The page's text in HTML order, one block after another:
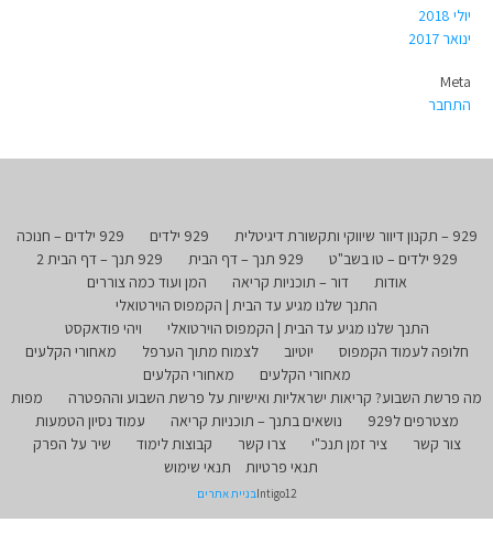
יולי 2018
ינואר 2017
Meta
התחבר
929 – תקנון דיוור שיווקי ותקשורת דיגיטלית 929 ילדים
929 ילדים – חנוכה
929 ילדים – טו בשב"ט
929 תנך – דף הבית
929 תנך – דף הבית 2
אודות
דור – תוכניות קריאה
המן ועוד כמה צוררים
התנך שלנו מגיע עד הבית | הקמפוס הוירטואלי
התנך שלנו מגיע עד הבית | הקמפוס הוירטואלי
ויהי פודאקסט
חלופה לעמוד הקמפוס
יוטיוב לצמוח מתוך הערפל
מאחורי הקלעים
מאחורי הקלעים
מאחורי הקלעים
מה פרשת השבוע? קריאות ישראליות ואישיות על פרשת השבוע וההפטרה
מפות
מצטרפים ל929
נושאים בתנך – תוכניות קריאה
עמוד נסיון הטמעות
צור קשר
ציר זמן תנכ"י צרו קשר קבוצות לימוד
שיר על הפרק
תנאי פרטיות
תנאי שימוש
Intigo12בניית אתרים